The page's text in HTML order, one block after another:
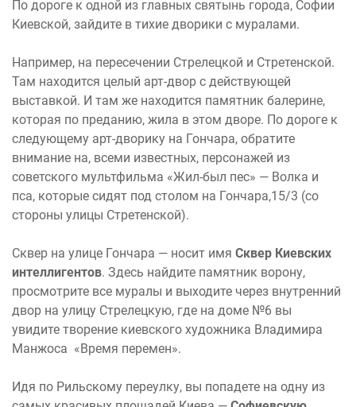
По дороге к одной из главных святынь города, Софии
Киевской, зайдите в тихие дворики с муралами.
Например, на пересечении Стрелецкой и Стретенской.
Там находится целый арт-двор с действующей
выставкой. И там же находится памятник балерине,
которая по преданию, жила в этом дворе. По дороге к
следующему арт-дворику на Гончара, обратите
внимание на, всеми известных, персонажей из
советского мультфильма «Жил-был пес» — Волка и
пса, которые сидят под столом на Гончара,15/3 (со
стороны улицы Стретенской).
Сквер на улице Гончара — носит имя Сквер Киевских
интеллигентов. Здесь найдите памятник ворону,
просмотрите все муралы и выходите через внутренний
двор на улицу Стрелецкую, где на доме №6 вы
увидите творение киевского художника Владимира
Манжоса «Время перемен».
Идя по Рильскому переулку, вы попадете на одну из